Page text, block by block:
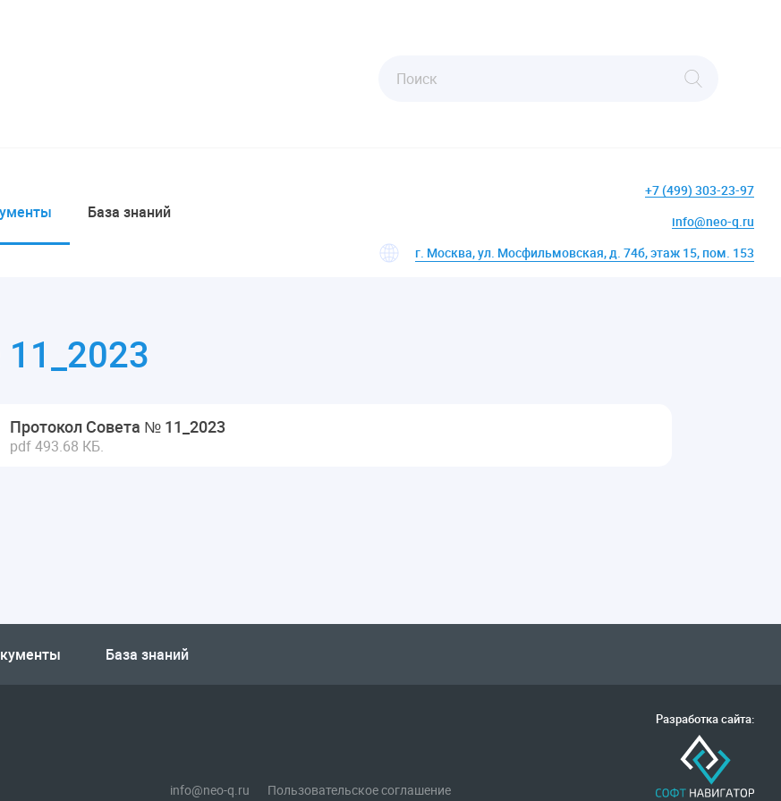
База знаний
+7 (499) 303-23-97
info@neo-q.ru
г. Москва, ул. Мосфильмовская, д. 74б, этаж 15, пом. 153
Протокол Совета № 11_2023
pdf 493.68 КБ.
База знаний
info@neo-q.ru Пользовательское соглашение
Разработка сайта: